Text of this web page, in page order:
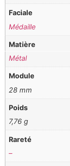
Faciale
Médaille
Matière
Métal
Module
28 mm
Poids
7,76 g
Rareté
–